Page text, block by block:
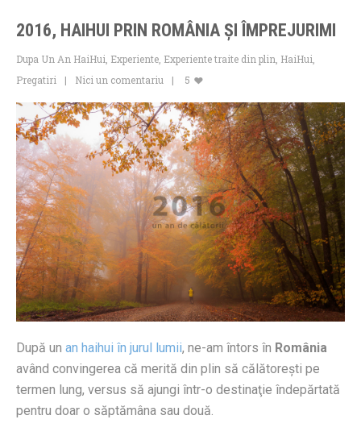
2016, HAIHUI PRIN ROMÂNIA ŞI ÎMPREJURIMI
Dupa Un An HaiHui, Experiente, Experiente traite din plin, HaiHui,
Pregatiri
Nici un comentariu 5
După un an haihui în jurul lumii, ne-am întors în România
având convingerea că merită din plin să călătoreşti pe
termen lung, versus să ajungi într-o destinaţie îndepărtată
pentru doar o săptămâna sau două.